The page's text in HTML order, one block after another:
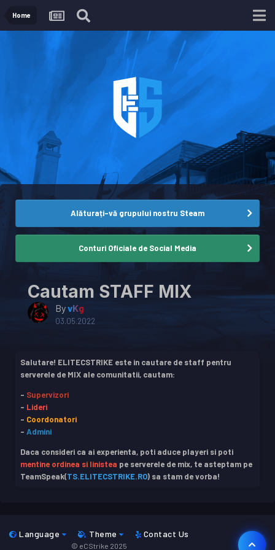
Home
Alăturați-vă grupului nostru Steam
Conturi Oficiale de Social Media
Cautam STAFF MIX
ByvKg
03.05.2022
Salutare! ELITECSTRIKE este in cautare de staff pentru
serverele de MIX ale comunitatii, cautam:
- Supervizori
- Lideri
- Coordonatori
- Admini
Daca consideri ca ai experienta, poti aduce playeri si poti
mentine ordinea si linistea pe serverele de mix, te asteptam pe
TeamSpeak(TS.ELITECSTRIKE.RO) sa stam de vorba!
Language Theme Contact Us
© eCStrike 2025